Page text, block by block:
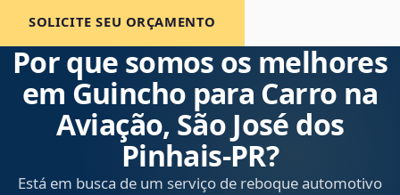
SOLICITE SEU ORÇAMENTO
Por que somos os melhores
em Guincho para Carro na
Aviação, São José dos
Pinhais‑PR?
Está em busca de um serviço de reboque automotivo